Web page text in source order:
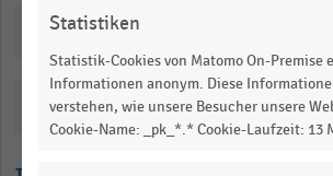
Katalogisierung
Statistiken
Statistik-Cookies von Matomo On-Premise
Informationen anonym. Diese
verstehen, wie unsere Besucher unsere
Cookie-Name: _pk_*.* Cookie-Laufzeit: 13